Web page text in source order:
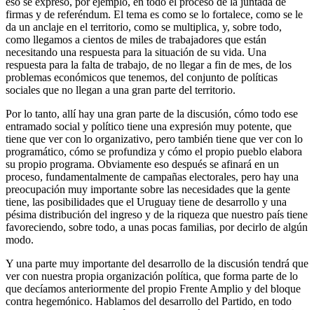
firmas y de referéndum. El tema es como se lo fortalece, como se le
da un anclaje en el territorio, como se multiplica, y, sobre todo,
como llegamos a cientos de miles de trabajadores que están
necesitando una respuesta para la situación de su vida. Una
respuesta para la falta de trabajo, de no llegar a fin de mes, de los
problemas económicos que tenemos, del conjunto de políticas
sociales que no llegan a una gran parte del territorio.
Por lo tanto, allí hay una gran parte de la discusión, cómo todo ese
entramado social y político tiene una expresión muy potente, que
tiene que ver con lo organizativo, pero también tiene que ver con lo
programático, cómo se profundiza y cómo el propio pueblo elabora
su propio programa. Obviamente eso después se afinará en un
proceso, fundamentalmente de campañas electorales, pero hay una
preocupación muy importante sobre las necesidades que la gente
tiene, las posibilidades que el Uruguay tiene de desarrollo y una
pésima distribución del ingreso y de la riqueza que nuestro país tiene
favoreciendo, sobre todo, a unas pocas familias, por decirlo de algún
modo.
Y una parte muy importante del desarrollo de la discusión tendrá que
ver con nuestra propia organización política, que forma parte de lo
que decíamos anteriormente del propio Frente Amplio y del bloque
contra hegemónico. Hablamos del desarrollo del Partido, en todo